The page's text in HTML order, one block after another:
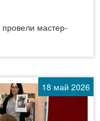
мастер-
18 май 2026